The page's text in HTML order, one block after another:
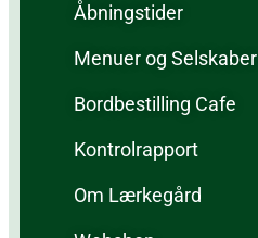
Åbningstider
Menuer og Selskaber
Bordbestilling Cafe
Kontrolrapport
Om Lærkegård